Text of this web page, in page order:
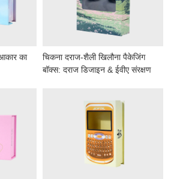
का
चिकना दराज-शैली खिलौना पैकेजिंग
बॉक्स: दराज डिजाइन & ईवीए संरक्षण